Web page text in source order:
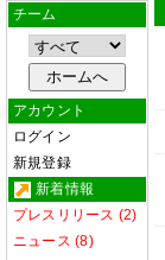
チーム
アカウント
ログイン
新規登録
新着情報
プレスリリース (2)
ニュース (8)